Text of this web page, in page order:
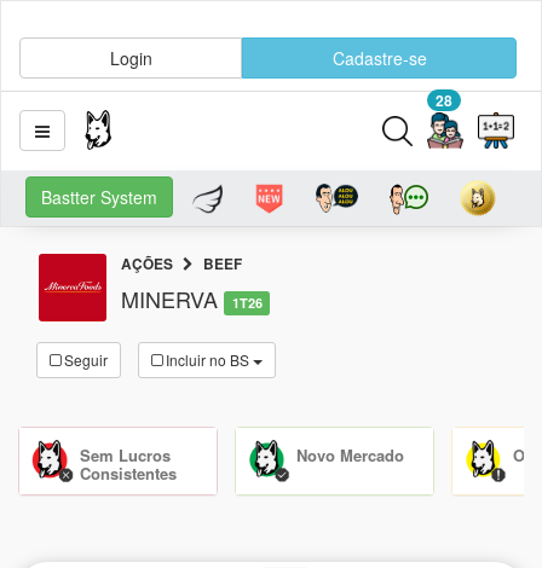
Login Cadastre-se
28
Bastter System
AÇÕES BEEF
MINERVA 1T26
Seguir Incluir no BS
Sem Lucros
Consistentes
Novo Mercado